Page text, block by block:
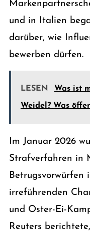
und in Italien
darüber, wie
bewerben dürfen.
LESEN Was ist
Weidel? Was
Im Januar 2026
Strafverfahren in
Betrugsvorwürfen
irreführenden
und Oster-Ei-
Reuters